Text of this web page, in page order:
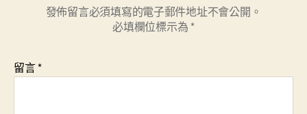
發佈留言必須填寫的電子郵件地址不會公開。
必填欄位標示為 *
留言*